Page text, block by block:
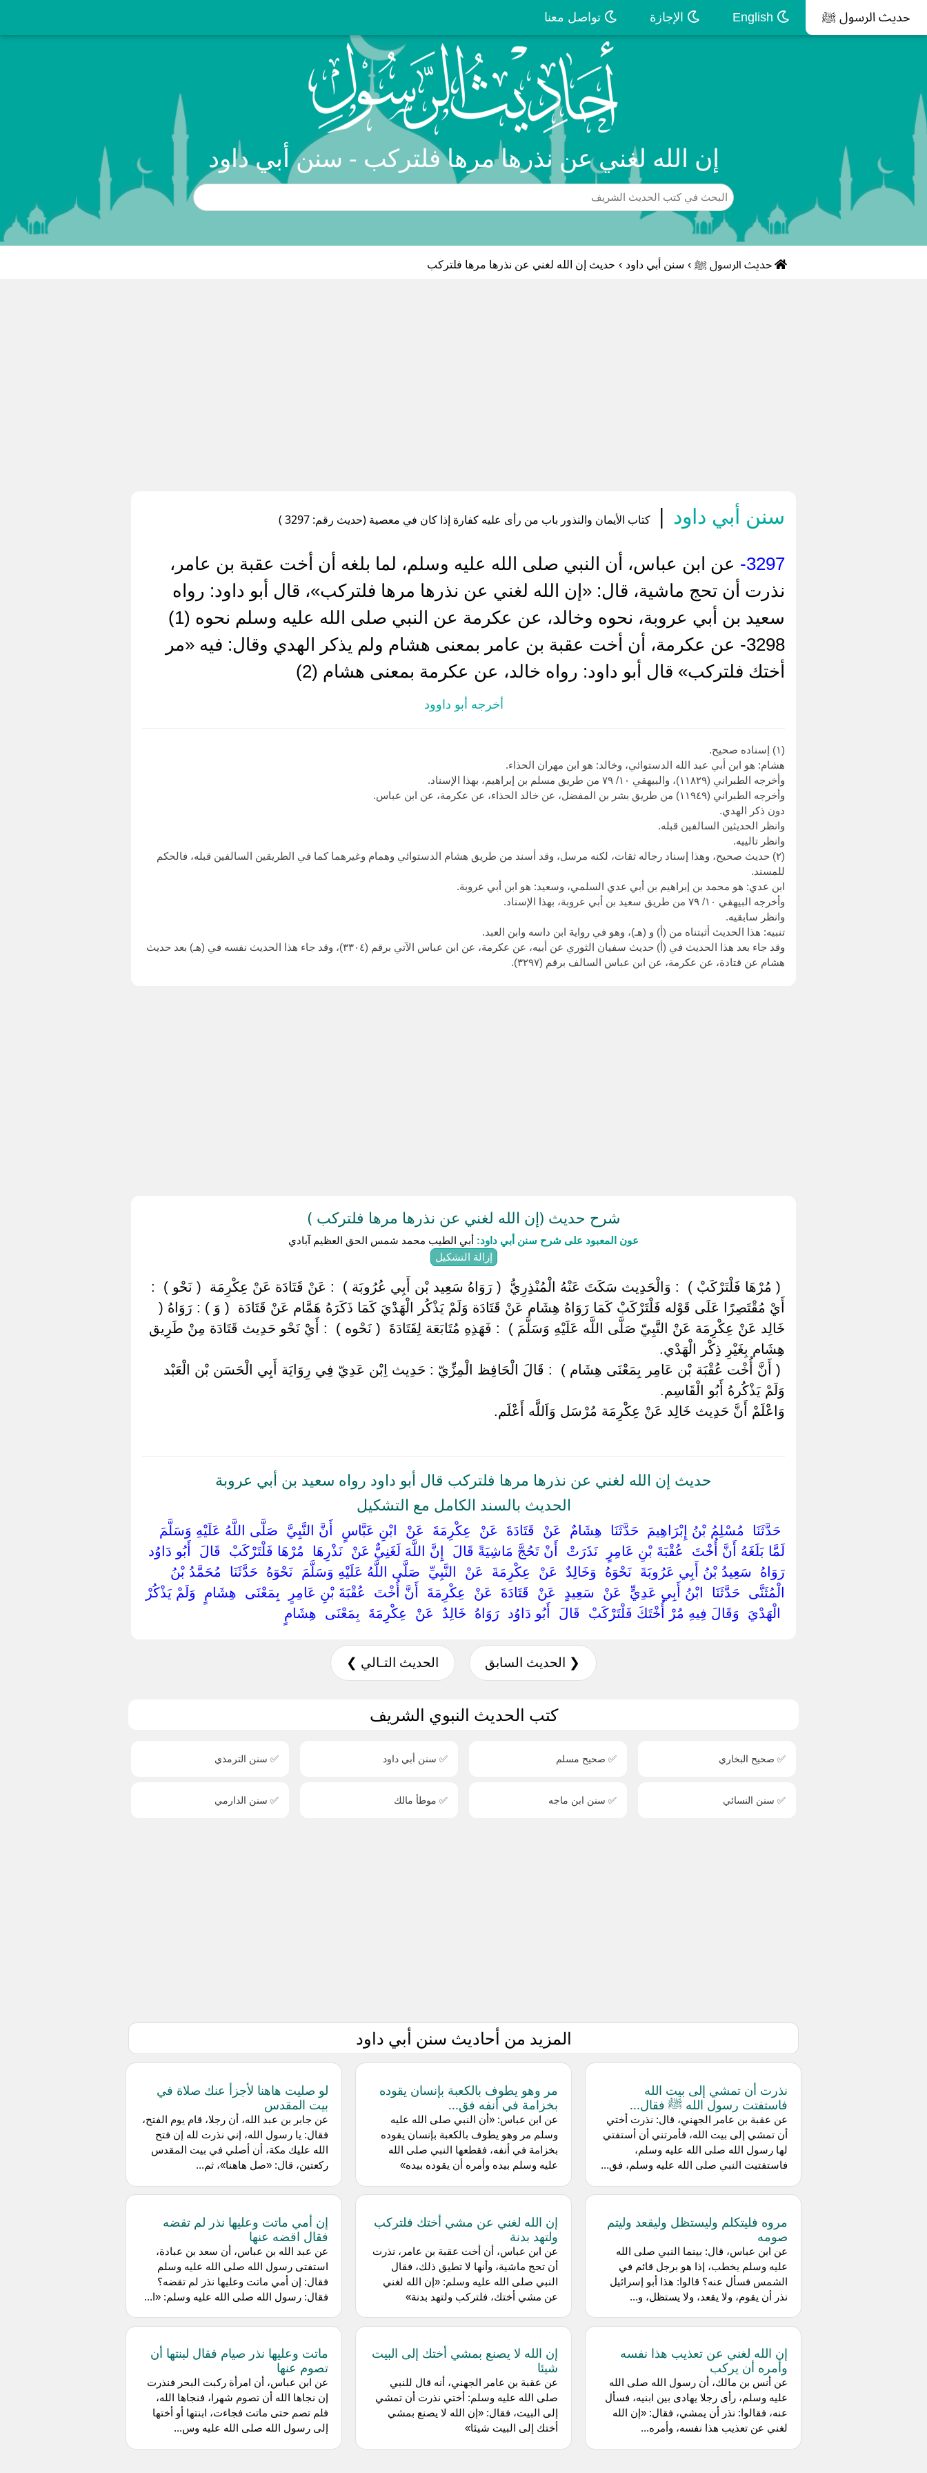
حديث الرسول ﷺ الإجازة تواصل معنا
إن الله لغني عن نذرها مرها فلتركب - سنن أبي داود
حديث الرسول ﷺ › سنن أبي داود › حديث إن الله لغني عن نذرها مرها فلتركب
سنن أبي داود | كتاب الأيمان والنذور باب من رأى عليه كفارة إذا كان في معصية (حديث رقم: 3297 )
3297-
عن ابن عباس، أن النبي صلى الله عليه وسلم، لما بلغه أن أخت عقبة بن عامر،
نذرت أن تحج ماشية، قال: «إن الله لغني عن نذرها مرها فلتركب»، قال أبو داود: رواه
سعيد بن أبي عروبة، نحوه وخالد، عن عكرمة عن النبي صلى الله عليه وسلم نحوه (1)
3298- عن عكرمة، أن أخت عقبة بن عامر بمعنى هشام ولم يذكر الهدي وقال: فيه «مر
أختك فلتركب» قال أبو داود: رواه خالد، عن عكرمة بمعنى هشام (2)
أخرجه أبو داوود
(١) إسناده صحيح.
هشام: هو ابن أبي عبد الله الدستوائي، وخالد: هو ابن مهران الحذاء.
وأخرجه الطبراني (١١٨٢٩)، والبيهقي ١٠/ ٧٩ من طريق مسلم بن إبراهيم، بهذا الإسناد.
وأخرجه الطبراني (١١٩٤٩) من طريق بشر بن المفضل، عن خالد الحذاء، عن عكرمة، عن ابن عباس.
دون ذكر الهدي.
وانظر الحديثين السالفين قبله.
وانظر تالييه.
(٢) حديث صحيح، وهذا إسناد رجاله ثقات، لكنه مرسل، وقد أسند من طريق هشام الدستوائي وهمام وغيرهما كما في الطريقين السالفين قبله، فالحكم
للمسند.
ابن عدي: هو محمد بن إبراهيم بن أبي عدي السلمي، وسعيد: هو ابن أبي عروبة.
وأخرجه البيهقي ١٠/ ٧٩ من طريق سعيد بن أبي عروبة، بهذا الإسناد.
وانظر سابقيه.
تنبيه: هذا الحديث أثبتناه من (أ) و (هـ)، وهو في رواية ابن داسه وابن العبد.
وقد جاء بعد هذا الحديث في (أ) حديث سفيان الثوري عن أبيه، عن عكرمة، عن ابن عباس الآتي برقم (٣٣٠٤)، وقد جاء هذا الحديث نفسه في (هـ) بعد حديث
هشام عن قتادة، عن عكرمة، عن ابن عباس السالف برقم (٣٢٩٧).
شرح حديث (إن الله لغني عن نذرها مرها فلتركب )
عون المعبود على شرح سنن أبي داود: أبي الطيب محمد شمس الحق العظيم آبادي
إزالة التشكيل
‏ ‏( مُرْهَا فَلْتَرْكَبْ ) ‏ ‏: وَالْحَدِيث سَكَتَ عَنْهُ الْمُنْذِرِيُّ ‏ ‏( رَوَاهُ سَعِيد بْن أَبِي عُرُوبَة ) ‏ ‏: عَنْ قَتَادَة عَنْ عِكْرِمَة ‏ ‏( نَحْو ) ‏ ‏:
أَيْ مُقْتَصِرًا عَلَى قَوْله فَلْتَرْكَبْ كَمَا رَوَاهُ هِشَام عَنْ قَتَادَة وَلَمْ يَذْكُر الْهَدْيَ كَمَا ذَكَرَهُ هَمَّام عَنْ قَتَادَة ‏ ‏( وَ ) : رَوَاهُ (
خَالِد عَنْ عِكْرِمَة عَنْ النَّبِيّ صَلَّى اللَّه عَلَيْهِ وَسَلَّمَ ) ‏ ‏: فَهَذِهِ مُتَابَعَة لِقَتَادَةَ ‏ ‏( نَحْوه ) ‏ ‏: أَيْ نَحْو حَدِيث قَتَادَة مِنْ طَرِيق
هِشَام بِغَيْرِ ذِكْر الْهَدْي.
‏ ‏( أَنَّ أُخْت عُقْبَة بْن عَامِر بِمَعْنَى هِشَام ) ‏ ‏: قَالَ الْحَافِظ الْمِزِّيّ : حَدِيث اِبْن عَدِيّ فِي رِوَايَة أَبِي الْحَسَن بْن الْعَبْد
وَلَمْ يَذْكُرهُ أَبُو الْقَاسِم.
وَاعْلَمْ أَنَّ حَدِيث خَالِد عَنْ عِكْرِمَة مُرْسَل وَاَللَّه أَعْلَم.
حديث إن الله لغني عن نذرها مرها فلتركب قال أبو داود رواه سعيد بن أبي عروبة
الحديث بالسند الكامل مع التشكيل
‏ ‏حَدَّثَنَا ‏ ‏مُسْلِمُ بْنُ إِبْرَاهِيمَ ‏ ‏حَدَّثَنَا ‏ ‏هِشَامٌ ‏ ‏عَنْ ‏ ‏قَتَادَةَ ‏ ‏عَنْ ‏ ‏عِكْرِمَةَ ‏ ‏عَنْ ‏ ‏ابْنِ عَبَّاسٍ ‏ ‏أَنَّ النَّبِيَّ ‏ ‏صَلَّى اللَّهُ عَلَيْهِ وَسَلَّمَ ‏
‏لَمَّا بَلَغَهُ أَنَّ أُخْتَ ‏ ‏عُقْبَةَ بْنِ عَامِرٍ ‏ ‏نَذَرَتْ ‏ ‏أَنْ تَحُجَّ مَاشِيَةً قَالَ ‏ ‏إِنَّ اللَّهَ لَغَنِيٌّ عَنْ ‏ ‏نَذْرِهَا ‏ ‏مُرْهَا فَلْتَرْكَبْ ‏ ‏قَالَ ‏ ‏أَبُو دَاوُد ‏
‏رَوَاهُ ‏ ‏سَعِيدُ بْنُ أَبِي عَرُوبَةَ ‏ ‏نَحْوَهُ ‏ ‏وَخَالِدٌ ‏ ‏عَنْ ‏ ‏عِكْرِمَةَ ‏ ‏عَنْ ‏ ‏النَّبِيِّ ‏ ‏صَلَّى اللَّهُ عَلَيْهِ وَسَلَّمَ ‏ ‏نَحْوَهُ ‏ ‏حَدَّثَنَا ‏ ‏مُحَمَّدُ بْنُ
الْمُثَنَّى ‏ ‏حَدَّثَنَا ‏ ‏ابْنُ أَبِي عَدِيٍّ ‏ ‏عَنْ ‏ ‏سَعِيدٍ ‏ ‏عَنْ ‏ ‏قَتَادَةَ ‏ ‏عَنْ ‏ ‏عِكْرِمَةَ ‏ ‏أَنَّ أُخْتَ ‏ ‏عُقْبَةَ بْنِ عَامِرٍ ‏ ‏بِمَعْنَى ‏ ‏هِشَامٍ ‏ ‏وَلَمْ يَذْكُرْ
‏ ‏الْهَدْيَ ‏ ‏وَقَالَ فِيهِ مُرْ أُخْتَكَ فَلْتَرْكَبْ ‏ ‏قَالَ ‏ ‏أَبُو دَاوُد ‏ ‏رَوَاهُ ‏ ‏خَالِدٌ ‏ ‏عَنْ ‏ ‏عِكْرِمَةَ ‏ ‏بِمَعْنَى ‏ ‏هِشَامٍ ‏
❮ الحديث السابق الحديث التـالي ❯
كتب الحديث النبوي الشريف
✅ صحيح البخاري ✅ صحيح مسلم ✅ سنن أبي داود ✅ سنن الترمذي
✅ سنن النسائي ✅ سنن ابن ماجه ✅ موطأ مالك ✅ سنن الدارمي
المزيد من أحاديث سنن أبي داود
نذرت أن تمشي إلى بيت الله
فاستفتت رسول الله ﷺ فقال...
عن عقبة بن عامر الجهني، قال: نذرت أختي
أن تمشي إلى بيت الله، فأمرتني أن أستفتي
لها رسول الله صلى الله عليه وسلم،
فاستفتيت النبي صلى الله عليه وسلم، فق...
مروه فليتكلم وليستظل وليقعد وليتم
صومه
عن ابن عباس، قال: بينما النبي صلى الله
عليه وسلم يخطب، إذا هو برجل قائم في
الشمس فسأل عنه؟ قالوا: هذا أبو إسرائيل
نذر أن يقوم، ولا يقعد، ولا يستظل، و...
إن الله لغني عن تعذيب هذا نفسه
وأمره أن يركب
عن أنس بن مالك، أن رسول الله صلى الله
عليه وسلم، رأى رجلا يهادى بين ابنيه، فسأل
عنه، فقالوا: نذر أن يمشي، فقال: «إن الله
لغني عن تعذيب هذا نفسه، وأمره...
مر وهو يطوف بالكعبة بإنسان يقوده
بخزامة في أنفه فق...
عن ابن عباس: «أن النبي صلى الله عليه
وسلم مر وهو يطوف بالكعبة بإنسان يقوده
بخزامة في أنفه، فقطعها النبي صلى الله
عليه وسلم بيده وأمره أن يقوده بيده»
إن الله لغني عن مشي أختك فلتركب
ولتهد بدنة
عن ابن عباس، أن أخت عقبة بن عامر، نذرت
أن تحج ماشية، وأنها لا تطيق ذلك، فقال
النبي صلى الله عليه وسلم: «إن الله لغني
عن مشي أختك، فلتركب ولتهد بدنة»
إن الله لا يصنع بمشي أختك إلى البيت
شيئا
عن عقبة بن عامر الجهني، أنه قال للنبي
صلى الله عليه وسلم: أختي نذرت أن تمشي
إلى البيت، فقال: «إن الله لا يصنع بمشي
أختك إلى البيت شيئا»
لو صليت هاهنا لأجزأ عنك صلاة في
بيت المقدس
عن جابر بن عبد الله، أن رجلا، قام يوم الفتح،
فقال: يا رسول الله، إني نذرت لله إن فتح
الله عليك مكة، أن أصلي في بيت المقدس
ركعتين، قال: «صل هاهنا»، ثم...
إن أمي ماتت وعليها نذر لم تقضه
فقال اقضه عنها
عن عبد الله بن عباس، أن سعد بن عبادة،
استفتى رسول الله صلى الله عليه وسلم
فقال: إن أمي ماتت وعليها نذر لم تقضه؟
فقال: رسول الله صلى الله عليه وسلم: «ا...
ماتت وعليها نذر صيام فقال لبنتها أن
تصوم عنها
عن ابن عباس، أن امرأة ركبت البحر فنذرت
إن نجاها الله أن تصوم شهرا، فنجاها الله،
فلم تصم حتى ماتت فجاءت، ابنتها أو أختها
إلى رسول الله صلى الله عليه وس...